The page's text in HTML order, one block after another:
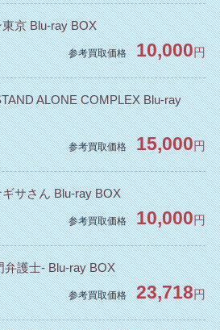
京 Blu-ray BOX
参考買取価格 10,000円
ALONE COMPLEX Blu-ray
参考買取価格 15,000円
サさん Blu-ray BOX
参考買取価格 10,000円
弁護士- Blu-ray BOX
参考買取価格 23,718円